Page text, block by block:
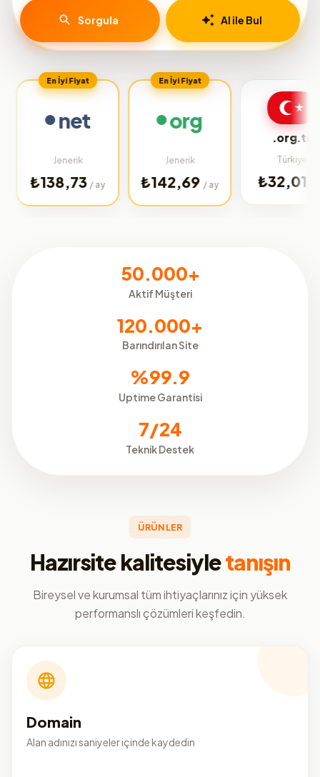
Sorgula AI ile Bul
En İyi Fiyat
net
/ ay
En İyi Fiyat
org
₺142,69 / ay ₺32,01 / ay
50.000+
Aktif Müşteri
120.000+
Barındırılan Site
%99.9
Uptime Garantisi
7/24
Teknik Destek
ÜRÜNLER
Hazırsite kalitesiyletanışın
Bireysel ve kurumsal tüm ihtiyaçlarınız için yüksek
performanslı çözümleri keşfedin.
Domain
Alan adınızı saniyeler içinde kaydedin